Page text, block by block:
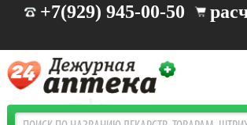
+7(929) 945-00-50